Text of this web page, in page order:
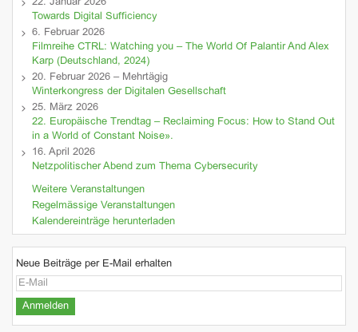
22. Januar 2026
Towards Digital Sufficiency
6. Februar 2026
Filmreihe CTRL: Watching you – The World Of Palantir And Alex
Karp (Deutschland, 2024)
20. Februar 2026 – Mehrtägig
Winterkongress der Digitalen Gesellschaft
25. März 2026
22. Europäische Trendtag – Reclaiming Focus: How to Stand Out
in a World of Constant Noise».
16. April 2026
Netzpolitischer Abend zum Thema Cybersecurity
Weitere Veranstaltungen
Regelmässige Veranstaltungen
Kalendereinträge herunterladen
Neue Beiträge per E-Mail erhalten